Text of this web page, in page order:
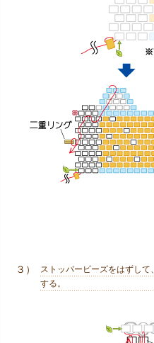
３）
ストッパービーズをはずし
する。